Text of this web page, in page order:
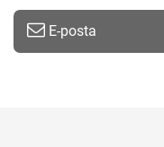
E-posta